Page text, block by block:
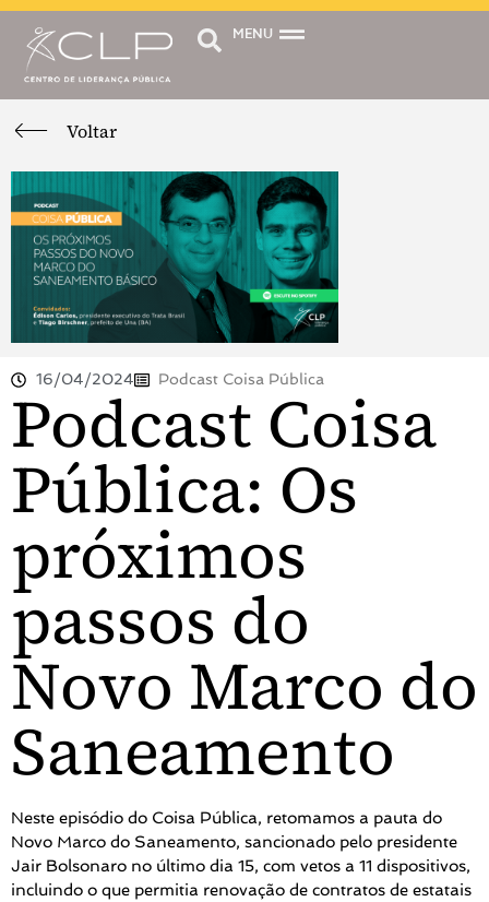
MENU
Voltar
16/04/2024 Podcast Coisa Pública
Podcast Coisa
Pública: Os
próximos
passos do
Novo Marco do
Saneamento
Neste episódio do Coisa Pública, retomamos a pauta do
Novo Marco do Saneamento, sancionado pelo presidente
Jair Bolsonaro no último dia 15, com vetos a 11 dispositivos,
incluindo o que permitia renovação de contratos de estatais